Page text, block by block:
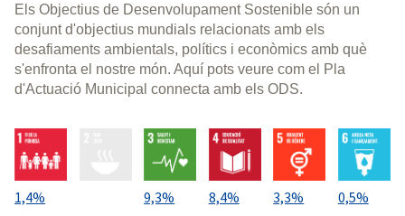
Els Objectius de Desenvolupament Sostenible són un
conjunt d'objectius mundials relacionats amb els
desafiaments ambientals, polítics i econòmics amb què
s'enfronta el nostre món. Aquí pots veure com el Pla
d'Actuació Municipal connecta amb els ODS.
1,4% 9,3% 8,4% 3,3% 0,5%